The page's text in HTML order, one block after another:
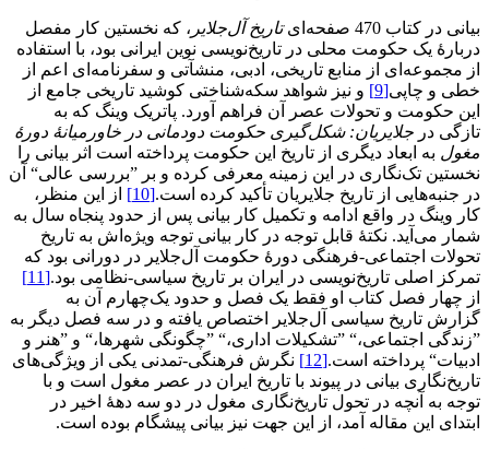
بیانی در کتاب 470 صفحه‌ای تاریخ آل‌جلایر ، که نخستین کار مفصل
دربارۀ یک حکومت محلی در تاریخ‌نویسی نوین ایرانی بود، با استفاده
از مجموعه‌ای از منابع تاریخی، ادبی، منشآتی و سفرنامه‌ای اعم از
خطی و چاپی[9]
و نیز شواهد سکه‌شناختی کوشید تاریخی جامع از
این حکومت و تحولات عصر آن فراهم آورد. پاتریک وینگ که به
تازگی در جلایریان: شکل‌گیری حکومت دودمانی در خاورمیانۀ دورۀ
مغول به ابعاد دیگری از تاریخ این حکومت پرداخته است اثر بیانی را
نخستین تک‌نگاری در این زمینه معرفی کرده و بر ”بررسی عالی“ آن
در جنبه‌هایی از تاریخ جلایریان تأکید کرده است.[10]
از این منظر،
کار وینگ در واقع ادامه و تکمیل کار بیانی پس از حدود پنجاه سال به
شمار می‌آید. نکتۀ قابل توجه در کار بیانی توجه ویژه‌اش به تاریخ
تحولات اجتماعی-فرهنگی دورۀ حکومت آل‌جلایر در دورانی بود که
تمرکز اصلی تاریخ‌نویسی در ایران بر تاریخ سیاسی-نظامی بود.[11]
از چهار فصل کتاب او فقط یک فصل و حدود یک‌چهارم آن به
گزارش تاریخ سیاسی آل‌جلایر اختصاص یافته و در سه فصل دیگر به
”زندگی اجتماعی،“ ”تشکیلات اداری،“ ”چگونگی شهرها،“ و ”هنر و
ادبیات“ پرداخته است.[12]
نگرش فرهنگی-تمدنی یکی از ویژگی‌های
تاریخ‌نگاری بیانی در پیوند با تاریخ ایران در عصر مغول است و با
توجه به آنچه در تحول تاریخ‌نگاری مغول در دو سه دهۀ اخیر در
ابتدای این مقاله آمد، از این جهت نیز بیانی پیشگام بوده است.